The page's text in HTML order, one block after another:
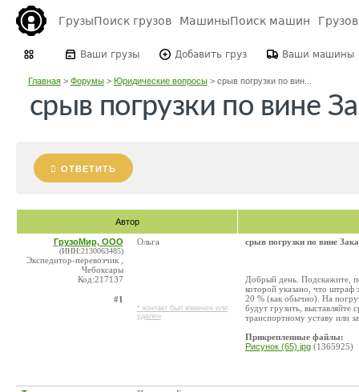
ГрузыПоиск грузов МашиныПоиск машин
Ваши грузы Добавить груз Ваши машины
Главная> Форумы> Юридические вопросы> срыв погрузки по вин...
срыв погрузки по вине
ОТВЕТИТЬ
Автор
ГрузоМир, ООО
(ИНН:2130063485)
Экспедитор-перевозчик ,
Чебоксары
Код:217137
#1
Ольга
* контакт был изменен или
удален
срыв погрузки по вине
Добрый день. Подскажите,
которой указано, что штраф
20 % (как обычно). На
будут грузить,
транспортному уставу или
Прикрепленные файлы:
Рисунок (65).jpg (1365925)